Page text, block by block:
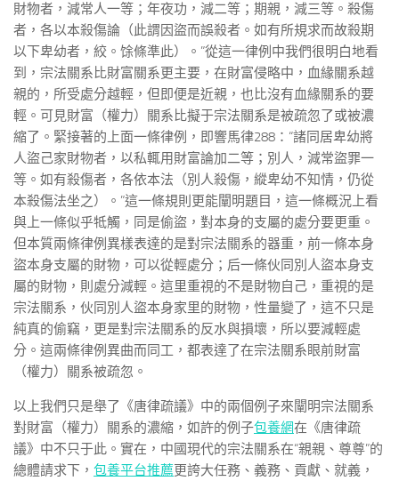
財物者，減常人一等；年夜功，減二等；期親，減三等。殺傷
者，各以本殺傷論（此謂因盜而誤殺者。如有所規求而故殺期
以下卑幼者，絞。馀條準此）。”從這一律例中我們很明白地看
到，宗法關系比財富關系更主要，在財富侵略中，血緣關系越
親的，所受處分越輕，但即便是近親，也比沒有血緣關系的要
輕。可見財富（權力）關系比擬于宗法關系是被疏忽了或被濃
縮了。緊接著的上面一條律例，即響馬律288：“諸同居卑幼將
人盜己家財物者，以私輒用財富論加二等；別人，減常盜罪一
等。如有殺傷者，各依本法（別人殺傷，縱卑幼不知情，仍從
本殺傷法坐之）。”這一條規則更能闡明題目，這一條概況上看
與上一條似乎牴觸，同是偷盜，對本身的支屬的處分要更重。
但本質兩條律例異樣表達的是對宗法關系的器重，前一條本身
盜本身支屬的財物，可以從輕處分；后一條伙同別人盜本身支
屬的財物，則處分減輕。這里重視的不是財物自己，重視的是
宗法關系，伙同別人盜本身家里的財物，性量變了，這不只是
純真的偷竊，更是對宗法關系的反水與損壞，所以要減輕處
分。這兩條律例異曲而同工，都表達了在宗法關系眼前財富
（權力）關系被疏忽。
以上我們只是舉了《唐律疏議》中的兩個例子來闡明宗法關系
對財富（權力）關系的濃縮，如許的例子包養網在《唐律疏
議》中不只于此。實在，中國現代的宗法關系在“親親、尊尊”的
總體請求下， 包養平台推薦更誇大任務、義務、貢獻、就義，